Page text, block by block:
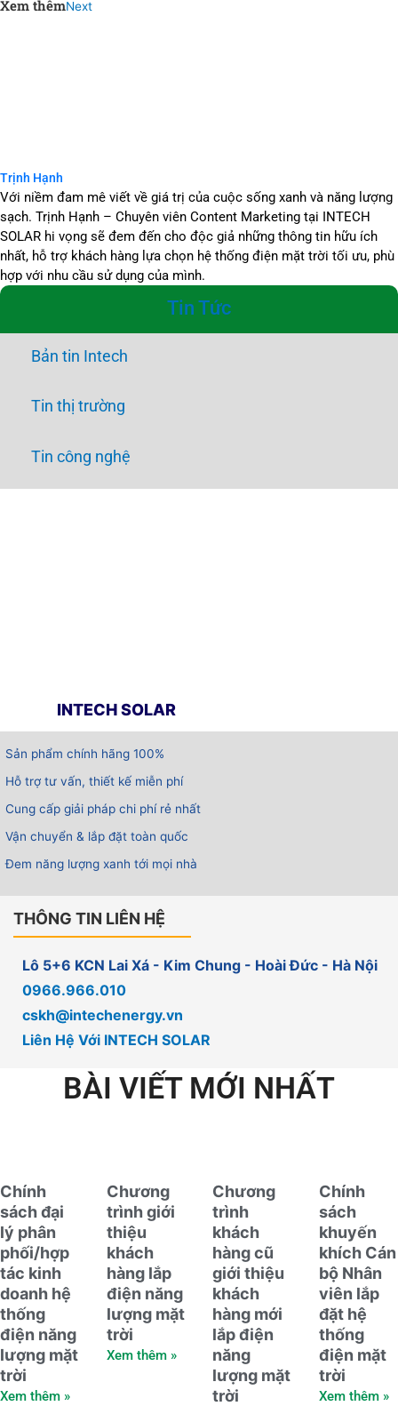
Xem thêmNext
Trịnh Hạnh
Với niềm đam mê viết về giá trị của cuộc sống xanh và năng lượng
sạch. Trịnh Hạnh – Chuyên viên Content Marketing tại INTECH
SOLAR hi vọng sẽ đem đến cho độc giả những thông tin hữu ích
nhất, hỗ trợ khách hàng lựa chọn hệ thống điện mặt trời tối ưu, phù
hợp với nhu cầu sử dụng của mình.
Tin Tức
Bản tin Intech
Tin thị trường
Tin công nghệ
INTECH SOLAR
Sản phẩm chính hãng 100%
Hỗ trợ tư vấn, thiết kế miễn phí
Cung cấp giải pháp chi phí rẻ nhất
Vận chuyển & lắp đặt toàn quốc
Đem năng lượng xanh tới mọi nhà
THÔNG TIN LIÊN HỆ
Lô 5+6 KCN Lai Xá - Kim Chung - Hoài Đức - Hà Nội
0966.966.010
cskh@intechenergy.vn
Liên Hệ Với INTECH SOLAR
BÀI VIẾT MỚI NHẤT
Chính
sách đại
lý phân
phối/hợp
tác kinh
doanh hệ
thống
điện năng
lượng mặt
trời
Xem thêm »
Chương
trình giới
thiệu
khách
hàng lắp
điện năng
lượng mặt
trời
Xem thêm »
Chương
trình
khách
hàng cũ
giới thiệu
khách
hàng mới
lắp điện
năng
lượng mặt
trời
Chính
sách
khuyến
khích Cán
bộ Nhân
viên lắp
đặt hệ
thống
điện mặt
trời
Xem thêm »